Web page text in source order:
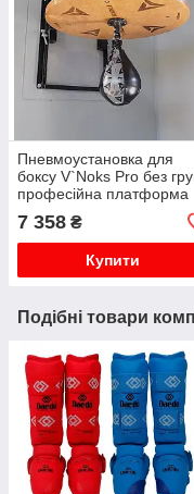
Пневмоустановка для
боксу V`Noks Pro без
професійна платформа
для швидкісної груші з
регулюванням висоти
7 358 ₴
Купити
Подібні товари